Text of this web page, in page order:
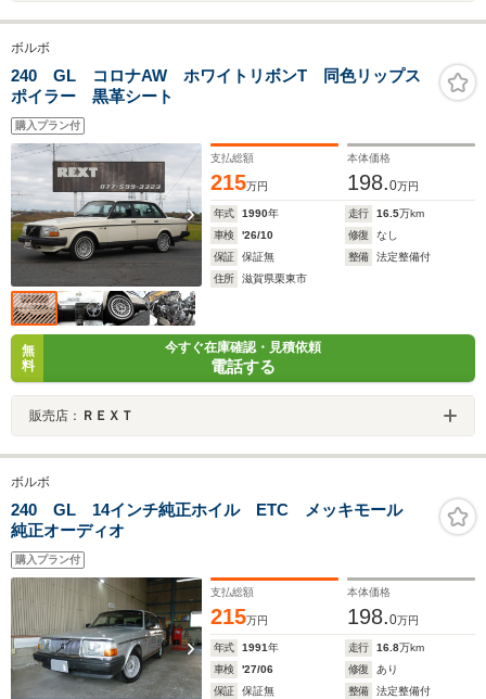
ボルボ
240 GL コロナAW ホワイトリボンT 同色リップス
ポイラー 黒革シート
購入プラン付
支払総額
215万円
本体価格
198.0万円
年式 1990年 走行 16.5万km
車検
'26/10 修復
なし
保証
保証無 整備
法定整備付
住所
滋賀県栗東市
無
料
今すぐ在庫確認・見積依頼
電話する
販売店： ＲＥＸＴ
ボルボ
240 GL 14インチ純正ホイル ETC メッキモール
純正オーディオ
購入プラン付
支払総額
215万円
本体価格
198.0万円
年式 1991年 走行 16.8万km
車検
'27/06 修復
あり
保証
保証無 整備
法定整備付